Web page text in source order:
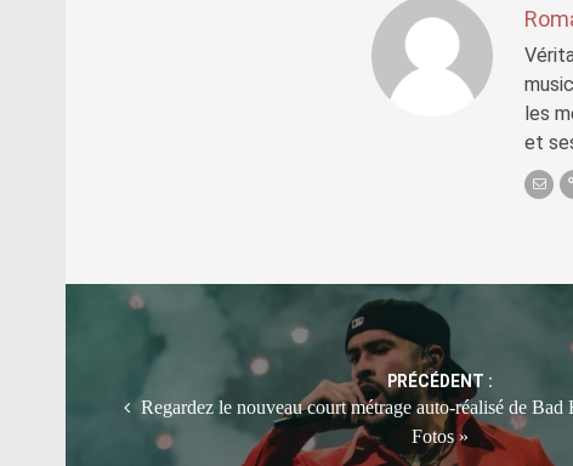
les
et
navigation
PRÉCÉDENT :
Regardez le nouveau court métrage auto-réalisé de
Fotos »